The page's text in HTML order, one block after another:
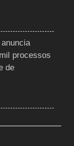
processos
de